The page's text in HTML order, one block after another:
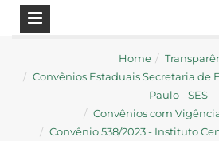
Home
Convênios Estaduais Secretaria de
Paulo - SES
Convênios com
Convênio 538/2023 - Instituto